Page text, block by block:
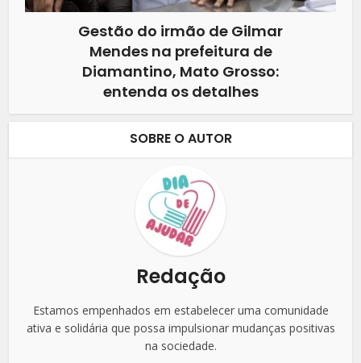
Gestão do irmão de Gilmar
Mendes na prefeitura de
Diamantino, Mato Grosso:
entenda os detalhes
SOBRE O AUTOR
Redação
Estamos empenhados em estabelecer uma comunidade
ativa e solidária que possa impulsionar mudanças positivas
na sociedade.